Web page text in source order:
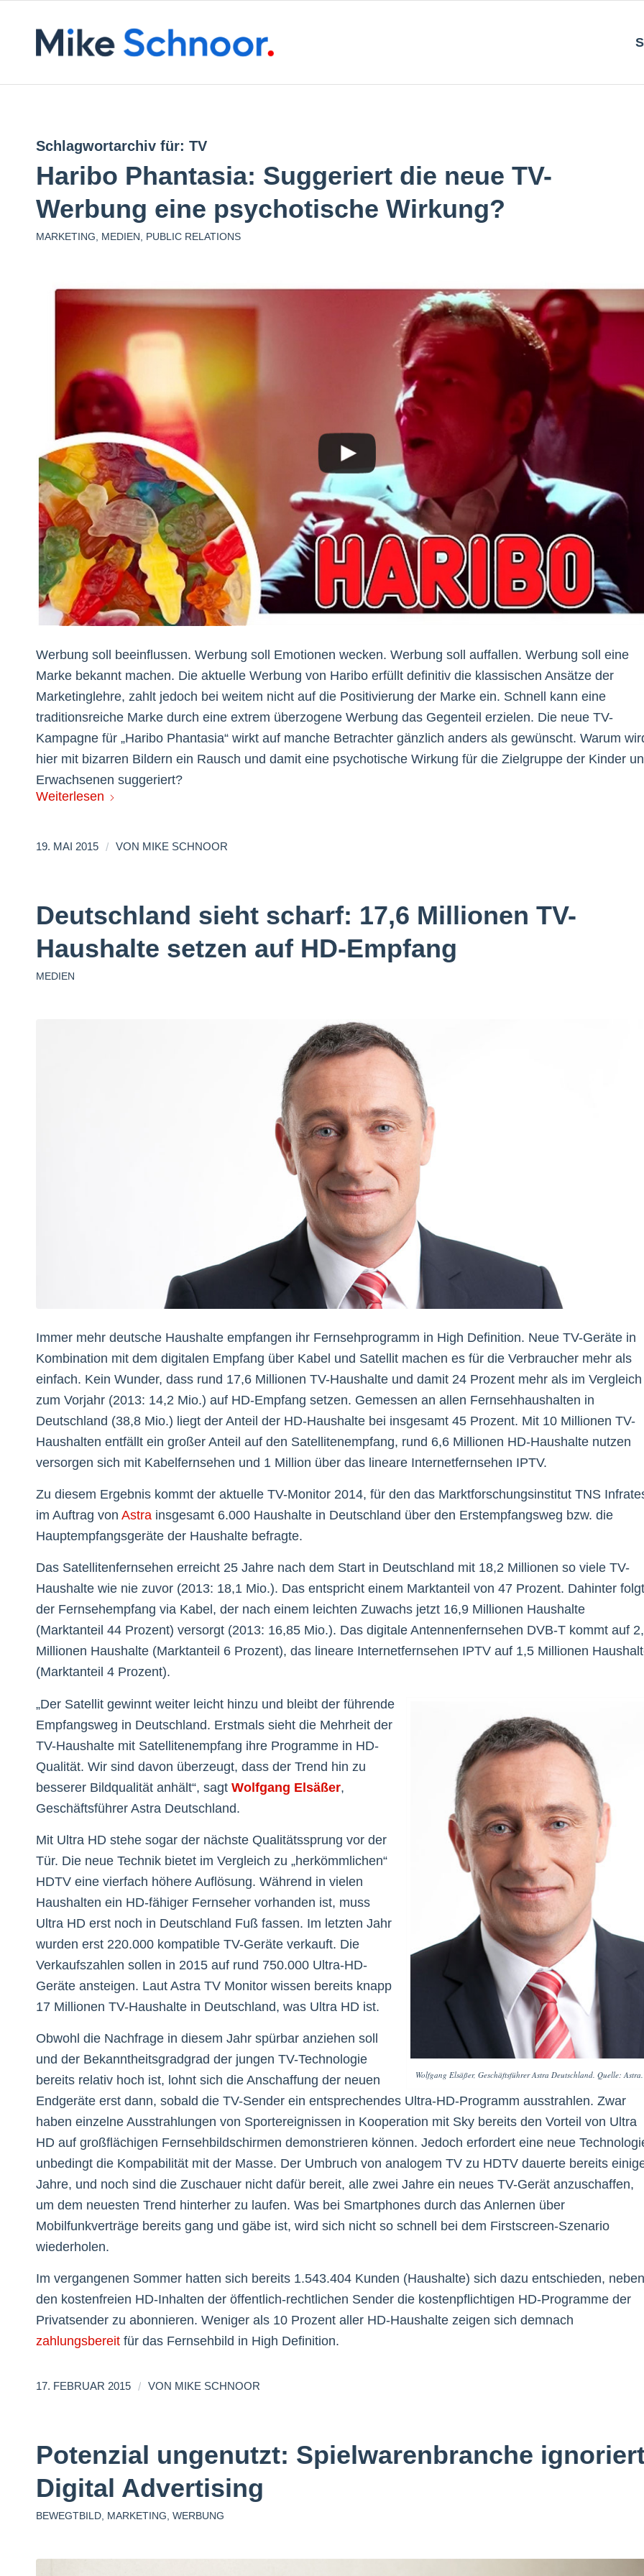
Schlagwortarchiv für: TV
Haribo Phantasia: Suggeriert die neue TV-
Werbung eine psychotische Wirkung?
MARKETING MEDIEN PUBLIC RELATIONS
Werbung soll beeinflussen. Werbung soll Emotionen wecken. Werbung soll auffallen. Werbung soll eine
Marke bekannt machen. Die aktuelle Werbung von Haribo erfüllt definitiv die klassischen Ansätze der
Marketinglehre, zahlt jedoch bei weitem nicht auf die Positivierung der Marke ein. Schnell kann eine
traditionsreiche Marke durch eine extrem überzogene Werbung das Gegenteil erzielen. Die neue TV-
Kampagne für „Haribo Phantasia“ wirkt auf manche Betrachter gänzlich anders als gewünscht. Warum
hier mit bizarren Bildern ein Rausch und damit eine psychotische Wirkung für die Zielgruppe der Kinder
Erwachsenen suggeriert?
Weiterlesen
19. MAI 2015 / VON MIKE SCHNOOR
Deutschland sieht scharf: 17,6 Millionen TV-
Haushalte setzen auf HD-Empfang
MEDIEN
Immer mehr deutsche Haushalte empfangen ihr Fernsehprogramm in High Definition. Neue TV-Geräte in
Kombination mit dem digitalen Empfang über Kabel und Satellit machen es für die Verbraucher mehr als
einfach. Kein Wunder, dass rund 17,6 Millionen TV-Haushalte und damit 24 Prozent mehr als im Vergleich
zum Vorjahr (2013: 14,2 Mio.) auf HD-Empfang setzen. Gemessen an allen Fernsehhaushalten in
Deutschland (38,8 Mio.) liegt der Anteil der HD-Haushalte bei insgesamt 45 Prozent. Mit 10 Millionen TV-
Haushalten entfällt ein großer Anteil auf den Satellitenempfang, rund 6,6 Millionen HD-Haushalte nutzen
versorgen sich mit Kabelfernsehen und 1 Million über das lineare Internetfernsehen IPTV.
Zu diesem Ergebnis kommt der aktuelle TV-Monitor 2014, für den das Marktforschungsinstitut TNS
im Auftrag von Astra insgesamt 6.000 Haushalte in Deutschland über den Erstempfangsweg bzw. die
Hauptempfangsgeräte der Haushalte befragte.
Das Satellitenfernsehen erreicht 25 Jahre nach dem Start in Deutschland mit 18,2 Millionen so viele TV-
Haushalte wie nie zuvor (2013: 18,1 Mio.). Das entspricht einem Marktanteil von 47 Prozent. Dahinter folgt
der Fernsehempfang via Kabel, der nach einem leichten Zuwachs jetzt 16,9 Millionen Haushalte
(Marktanteil 44 Prozent) versorgt (2013: 16,85 Mio.). Das digitale Antennenfernsehen DVB-T kommt auf
Millionen Haushalte (Marktanteil 6 Prozent), das lineare Internetfernsehen IPTV auf 1,5 Millionen
(Marktanteil 4 Prozent).
Wolfgang Elsäßer, Geschäftsführer Astra Deutschland. Quelle: Astra.
„Der Satellit gewinnt weiter leicht hinzu und bleibt der führende
Empfangsweg in Deutschland. Erstmals sieht die Mehrheit der
TV-Haushalte mit Satellitenempfang ihre Programme in HD-
Qualität. Wir sind davon überzeugt, dass der Trend hin zu
besserer Bildqualität anhält“, sagt Wolfgang Elsäßer,
Geschäftsführer Astra Deutschland.
Mit Ultra HD stehe sogar der nächste Qualitätssprung vor der
Tür. Die neue Technik bietet im Vergleich zu „herkömmlichen“
HDTV eine vierfach höhere Auflösung. Während in vielen
Haushalten ein HD-fähiger Fernseher vorhanden ist, muss
Ultra HD erst noch in Deutschland Fuß fassen. Im letzten Jahr
wurden erst 220.000 kompatible TV-Geräte verkauft. Die
Verkaufszahlen sollen in 2015 auf rund 750.000 Ultra-HD-
Geräte ansteigen. Laut Astra TV Monitor wissen bereits knapp
17 Millionen TV-Haushalte in Deutschland, was Ultra HD ist.
Obwohl die Nachfrage in diesem Jahr spürbar anziehen soll
und der Bekanntheitsgradgrad der jungen TV-Technologie
bereits relativ hoch ist, lohnt sich die Anschaffung der neuen
Endgeräte erst dann, sobald die TV-Sender ein entsprechendes Ultra-HD-Programm ausstrahlen. Zwar
haben einzelne Ausstrahlungen von Sportereignissen in Kooperation mit Sky bereits den Vorteil von Ultra
HD auf großflächigen Fernsehbildschirmen demonstrieren können. Jedoch erfordert eine neue
unbedingt die Kompabilität mit der Masse. Der Umbruch von analogem TV zu HDTV dauerte bereits
Jahre, und noch sind die Zuschauer nicht dafür bereit, alle zwei Jahre ein neues TV-Gerät anzuschaffen,
um dem neuesten Trend hinterher zu laufen. Was bei Smartphones durch das Anlernen über
Mobilfunkverträge bereits gang und gäbe ist, wird sich nicht so schnell bei dem Firstscreen-Szenario
wiederholen.
Im vergangenen Sommer hatten sich bereits 1.543.404 Kunden (Haushalte) sich dazu entschieden, neben
den kostenfreien HD-Inhalten der öffentlich-rechtlichen Sender die kostenpflichtigen HD-Programme der
Privatsender zu abonnieren. Weniger als 10 Prozent aller HD-Haushalte zeigen sich demnach
zahlungsbereit für das Fernsehbild in High Definition.
17. FEBRUAR 2015 / VON MIKE SCHNOOR
Potenzial ungenutzt: Spielwarenbranche
Digital Advertising
BEWEGTBILD MARKETING WERBUNG